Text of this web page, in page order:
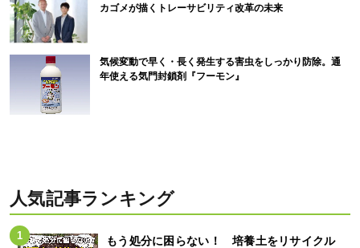
カゴメが描くトレーサビリティ改革の未来
気候変動で早く・長く発生する害虫をしっかり防除。通
年使える気門封鎖剤『フーモン』
人気記事ランキング
もう処分に困らない！ 培養土をリサイクル